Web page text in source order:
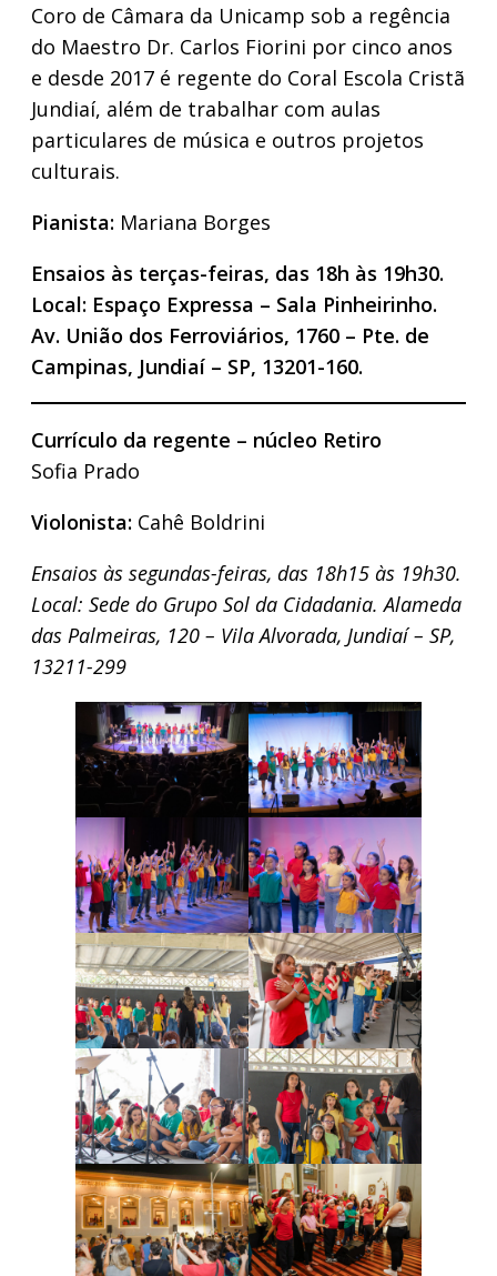
Coro de Câmara da Unicamp sob a regência
do Maestro Dr. Carlos Fiorini por cinco anos
e desde 2017 é regente do Coral Escola Cristã
Jundiaí, além de trabalhar com aulas
particulares de música e outros projetos
culturais.
Pianista: Mariana Borges
Ensaios às terças-feiras, das 18h às 19h30.
Local: Espaço Expressa – Sala Pinheirinho.
Av. União dos Ferroviários, 1760 – Pte. de
Campinas, Jundiaí – SP, 13201-160.
Currículo da regente – núcleo Retiro
Sofia Prado
Violonista: Cahê Boldrini
Ensaios às segundas-feiras, das 18h15 às 19h30.
Local: Sede do Grupo Sol da Cidadania. Alameda
das Palmeiras, 120 – Vila Alvorada, Jundiaí – SP,
13211-299